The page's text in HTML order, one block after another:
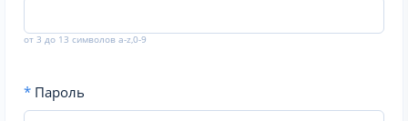
от 3 до 13 символов a-z,0-9
* Пароль